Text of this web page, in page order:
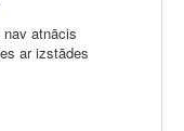
atnācis
ar izstādes